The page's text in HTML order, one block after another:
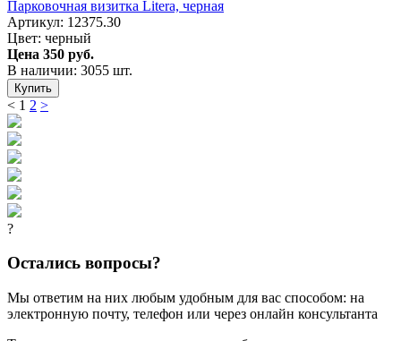
Парковочная визитка Litera, черная
Артикул: 12375.30
Цвет: черный
Цена 350 руб.
В наличии: 3055 шт.
Купить
< 1 2 >
?
Остались вопросы?
Мы ответим на них любым удобным для вас способом: на
электронную почту, телефон или через онлайн консультанта